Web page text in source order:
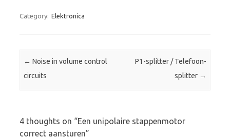
Category: Elektronica
Post navigation
← Noise in volume control
circuits
P1-splitter / Telefoon-
splitter →
4 thoughts on “Een unipolaire stappenmotor
correct aansturen”